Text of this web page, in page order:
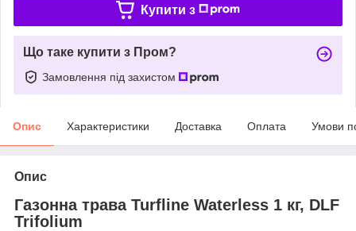
Купити з
Що таке купити з Пром?
Замовлення під захистом
Опис Характеристики Доставка Оплата Умови
Опис
Газонна трава Turfline Waterless 1 кг, DLF
Trifolium